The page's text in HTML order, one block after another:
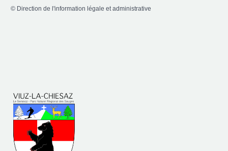
© Direction de l'information légale et administrative